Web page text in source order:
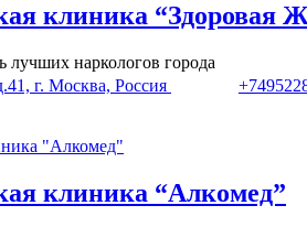
клиника “Здоровая
лучших наркологов города
г. Москва, Россия
клиника “Алкомед”